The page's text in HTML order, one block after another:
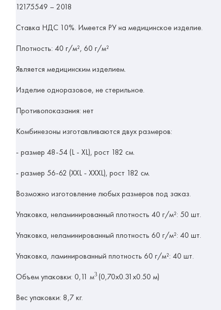
12175549 – 2018
Ставка НДС 10%. Имеется РУ на медицинское изделие.
Плотность: 40 г/м², 60 г/м²
Является медицинским изделием.
Изделие одноразовое, не стерильное.
Противопоказания: нет
Комбинезоны изготавливаются двух размеров:
- размер 48-54 (L - XL), рост 182 см.
- размер 56-62 (XXL - XXXL), рост 182 см.
Возможно изготовление любых размеров под заказ.
Упаковка, неламинированный плотность 40 г/м²: 50 шт.
Упаковка, неламинированный плотность 60 г/м²: 40 шт.
Упаковка, ламинированный плотность 60 г/м²: 40 шт.
Объем упаковки: 0,11 м3 (0,70x0.31x0.50 м)
Вес упаковки: 8,7 кг.